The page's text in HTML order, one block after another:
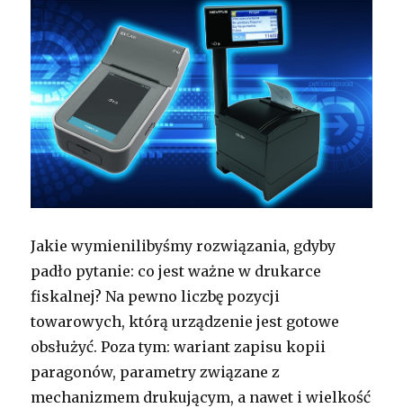
Jakie wymienilibyśmy rozwiązania, gdyby
padło pytanie: co jest ważne w drukarce
fiskalnej? Na pewno liczbę pozycji
towarowych, którą urządzenie jest gotowe
obsłużyć. Poza tym: wariant zapisu kopii
paragonów, parametry związane z
mechanizmem drukującym, a nawet i wielkość